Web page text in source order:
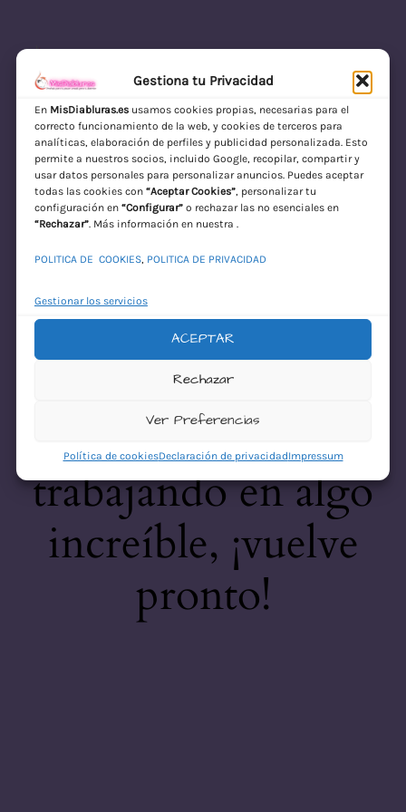
Gestiona tu Privacidad
En MisDiabluras.esusamos cookies propias, necesarias para el
correcto funcionamiento de la web, y cookies de terceros para
analíticas, elaboración de perfiles y publicidad personalizada. Esto
permite a nuestros socios, incluido Google, recopilar, compartir y
usar datos personales para personalizar anuncios. Puedes aceptar
todas las cookies con “Aceptar Cookies”, personalizar tu
configuración en “Configurar”o rechazar las no esenciales en
“Rechazar”. Más información en nuestra .
POLITICA DE COOKIES, POLITICA DE PRIVACIDAD
Gestionar los servicios
ACEPTAR
Rechazar
Ver Preferencias
Política de cookiesDeclaración de privacidadImpressum
MisDiabluras | Sexshop Online con Envío
Discreto en España
Acceder
¡Disculpa este
desastre! Estamos
trabajando en algo
increíble, ¡vuelve
pronto!